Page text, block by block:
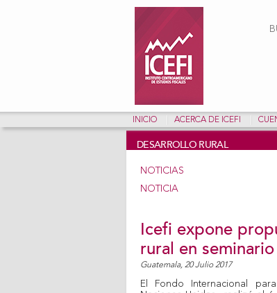
INICIO ACERCA DE ICEFI
DESARROLLO RURAL
NOTICIAS
NOTICIA
Icefi expone
rural en
Guatemala, 20 Julio 2017
El Fondo Internacional